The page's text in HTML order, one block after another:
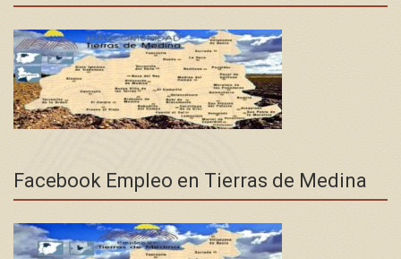
Facebook Empleo en Tierras de Medina